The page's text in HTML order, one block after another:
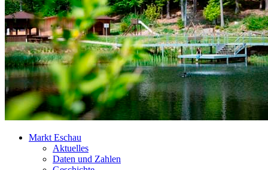
Markt Eschau
Aktuelles
Daten und Zahlen